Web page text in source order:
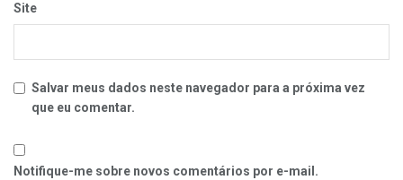
Site
Salvar meus dados neste navegador para a próxima vez
que eu comentar.
Notifique-me sobre novos comentários por e-mail.